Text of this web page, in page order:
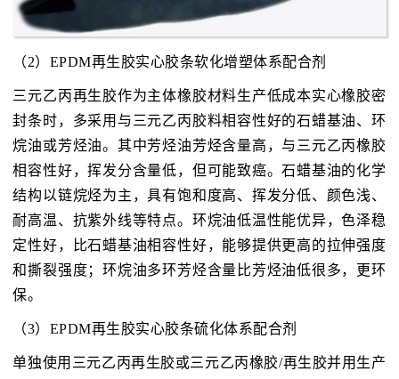
（2）EPDM再生胶实心胶条软化增塑体系配合剂
三元乙丙再生胶作为主体橡胶材料生产低成本实心橡胶密
封条时，多采用与三元乙丙胶料相容性好的石蜡基油、环
烷油或芳烃油。其中芳烃油芳烃含量高，与三元乙丙橡胶
相容性好，挥发分含量低，但可能致癌。石蜡基油的化学
结构以链烷烃为主，具有饱和度高、挥发分低、颜色浅、
耐高温、抗紫外线等特点。环烷油低温性能优异，色泽稳
定性好，比石蜡基油相容性好，能够提供更高的拉伸强度
和撕裂强度；环烷油多环芳烃含量比芳烃油低很多，更环
保。
（3）EPDM再生胶实心胶条硫化体系配合剂
单独使用三元乙丙再生胶或三元乙丙橡胶/再生胶并用生产